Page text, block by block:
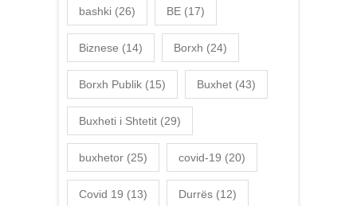
bashki (26) BE (17)
Biznese (14) Borxh (24)
Borxh Publik (15) Buxhet (43)
Buxheti i Shtetit (29)
buxhetor (25) covid-19 (20)
Covid 19 (13) Durrës (12)